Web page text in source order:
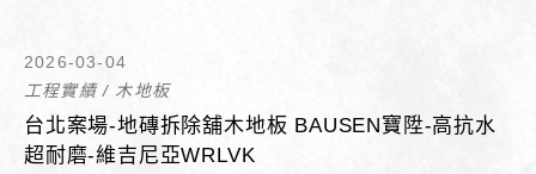
2026-03-04
工程實績/ 木地板
台北案場-地磚拆除舖木地板 BAUSEN寶陞-高抗水
超耐磨-維吉尼亞WRLVK